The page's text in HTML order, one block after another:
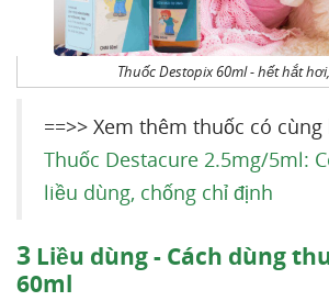
Thuốc Destopix 60ml - hết hắt
==>> Xem thêm thuốc có
Thuốc Destacure 2.5mg/5ml:
liều dùng, chống chỉ định
3 Liều dùng - Cách dùng
60ml